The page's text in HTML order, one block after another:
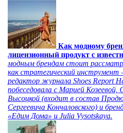
Как модному
лицензионный продукт с
модным брендам стоит
как стратегический
редактор журнала Shoes Report
побеседовала с Марией
Высоцкой (входит в состав
Сергеевича Кончаловского) и
«Едим Дома» и Julia Vysotskaya.